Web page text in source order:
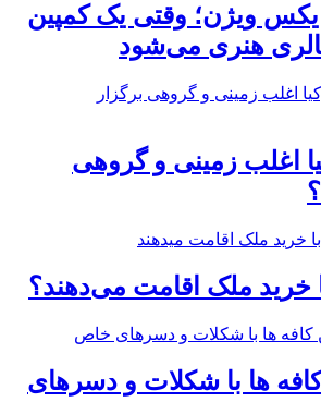
ویژن؛ وقتی یک کمپین
گالری هنری می‌شود
اغلب زمینی و گروهی
خرید ملک اقامت می‌دهند؟
ها با شکلات و دسرهای